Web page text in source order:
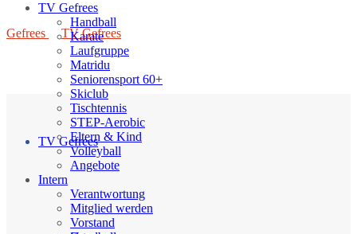
Gefrees
TV Gefrees
TV Gefrees
Handball
Karate
Laufgruppe
Matridu
Seniorensport 60+
Skiclub
Tischtennis
STEP-Aerobic
Eltern & Kind
Volleyball
Angebote
Intern
Verantwortung
Mitglied werden
Vorstand